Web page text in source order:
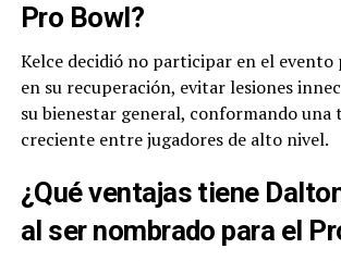
Pro Bowl?
Kelce decidió no participar en el evento
en su recuperación, evitar lesiones
su bienestar general, conformando una
creciente entre jugadores de alto nivel.
¿Qué ventajas tiene
al ser nombrado para el